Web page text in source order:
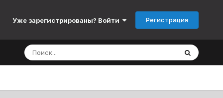
Уже зарегистрированы? Войти Регистрация